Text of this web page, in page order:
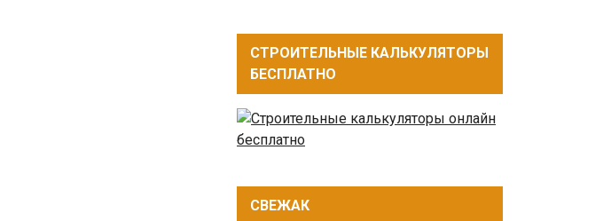
СТРОИТЕЛЬНЫЕ КАЛЬКУЛЯТОРЫ
БЕСПЛАТНО
СВЕЖАК